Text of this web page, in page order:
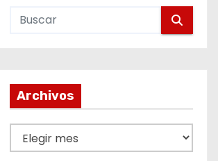
Archivos
r